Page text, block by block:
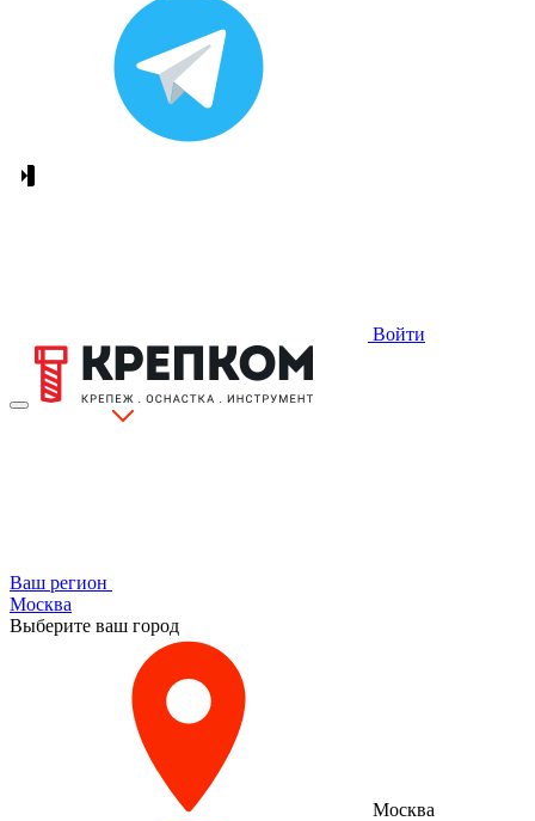
Войти
Ваш регион
Москва
Выберите ваш город
Москва